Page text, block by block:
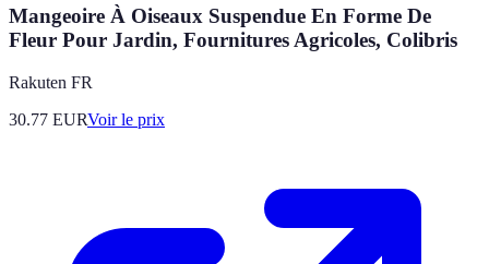
Mangeoire À Oiseaux Suspendue En Forme De
Fleur Pour Jardin, Fournitures Agricoles, Colibris
Rakuten FR
30.77 EURVoir le prix